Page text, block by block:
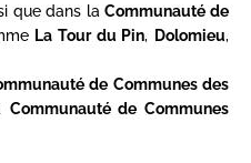
que dans laCommunauté de
La Tour du Pin, Dolomieu,
de Communes des
Communauté de Communes